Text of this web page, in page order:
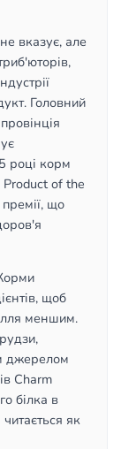
вказує, але
Головний
році корм
Product of the
що
щоб
меншим.
джерелом
Charm
білка в
як